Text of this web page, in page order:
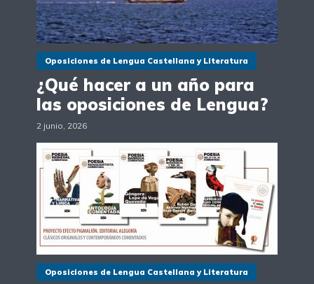
Oposiciones de Lengua Castellana y Literatura
¿Qué hacer a un año para
las oposiciones de Lengua?
2 junio, 2026
Oposiciones de Lengua Castellana y Literatura